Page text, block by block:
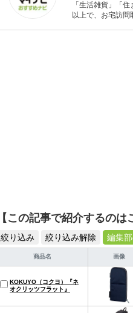
「生活雑貨」「
以上で、お宅訪
【この記事で紹介するのは
絞り込み 絞り込み解除 編集
商品名 画像
KOKUYO（コクヨ）『ネ
オクリッツフラット』